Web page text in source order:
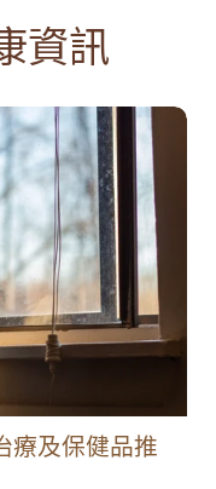
資訊
療及保健品推